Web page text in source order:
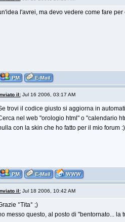
l'avrei, ma devo vedere come fare
il:Jul 16 2006, 03:17 AM
trovi il codice giusto si aggiorna in
nel web "orologio html" o "calendario
con la skin che ho fatto per il mio forum :)
il:Jul 18 2006, 10:42 AM
°Tita° ;)
messo questo, al posto di "bentornato... la